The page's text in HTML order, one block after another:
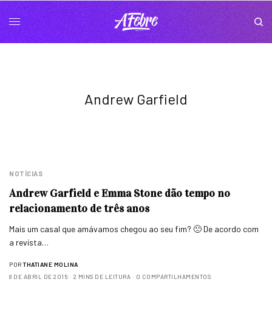
Andrew Garfield
NOTÍCIAS
Andrew Garfield e Emma Stone dão tempo no
relacionamento de três anos
Mais um casal que amávamos chegou ao seu fim? 🙁 De acordo com
a revista…
POR THATIANE MOLINA
8 DE ABRIL DE 2015
2 MINS DE LEITURA 0 COMPARTILHAMENTOS